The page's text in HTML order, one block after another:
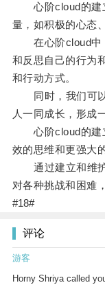
心阶cloud的建立
量，如积极的心态
在心阶cloud中
和反思自己的行为
和行动方式。
同时，我们可以
人一同成长，形成
心阶cloud的建立
效的思维和更强大
通过建立和维护
对各种挑战和困难
#18#
评论
游客
Horny Shriya called